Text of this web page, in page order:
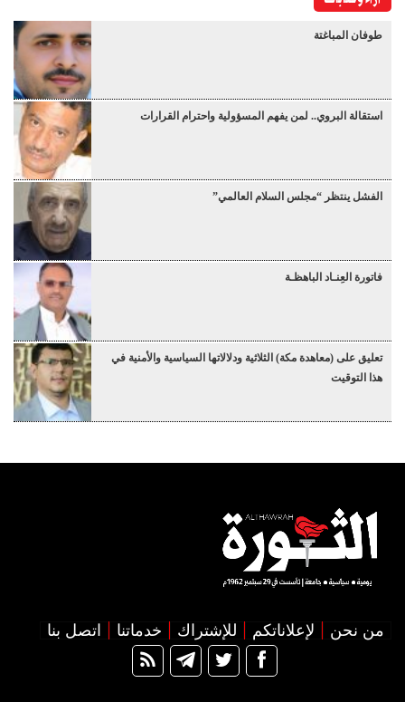
طوفان المباغتة
استقالة البروي.. لمن يفهم المسؤولية واحترام القرارات
الفشل ينتظر “مجلس السلام العالمي”
فاتورة العِنـاد الباهظـة
تعليق على (معاهدة مكة) الثلاثية ودلالاتها السياسية والأمنية في
هذا التوقيت
من نحن لإعلاناتكم للإشتراك خدماتنا اتصل بنا